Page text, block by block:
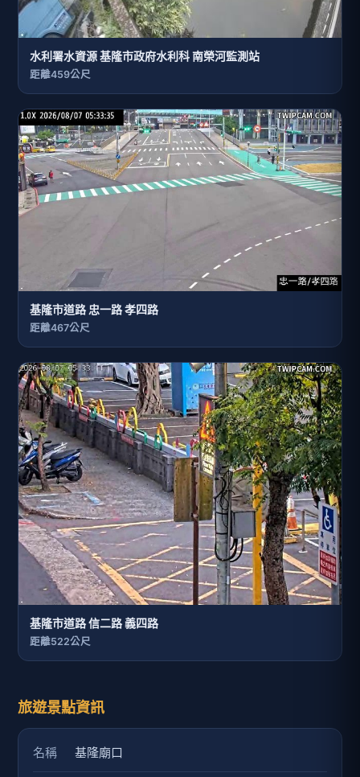
水利署水資源 基隆市政府水利科 南榮河監測站
距離459公尺
基隆市道路 忠一路 孝四路
距離467公尺
基隆市道路 信二路 義四路
距離522公尺
旅遊景點資訊
名稱 基隆廟口